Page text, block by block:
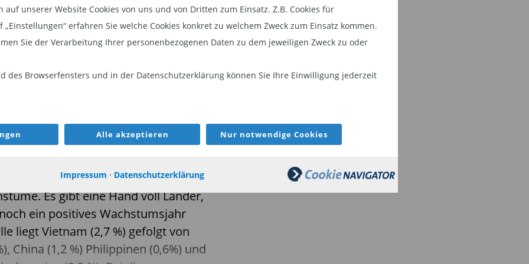
auf unserer Website Cookies von uns und von Dritten zum Einsatz. Z.B. Cookies für
erfahren Sie welche Cookies konkret zu welchem Zweck zum Einsatz kommen.
Sie der Verarbeitung Ihrer personenbezogenen Daten zu dem jeweiligen Zweck zu oder
des Browserfensters und in der Datenschutzerklärung können Sie Ihre Einwilligung jederzeit
Alle akzeptieren Nur notwendige Cookies
Impressum · Datenschutzerklärung
ganz klar auf der statistischen
(IWF) hat die
für dieses und nächstes Jahr
nicht wirklich, für dieses Jahr,
Wirtschaftsschrumpfung von -6,2 %
gibt es auch grüne Flecken mit
Es gibt eine Hand voll Länder,
ein positives Wachstumsjahr
liegt Vietnam (2,7 %) gefolgt von
China (1,2 %) Philippinen (0,6%) und